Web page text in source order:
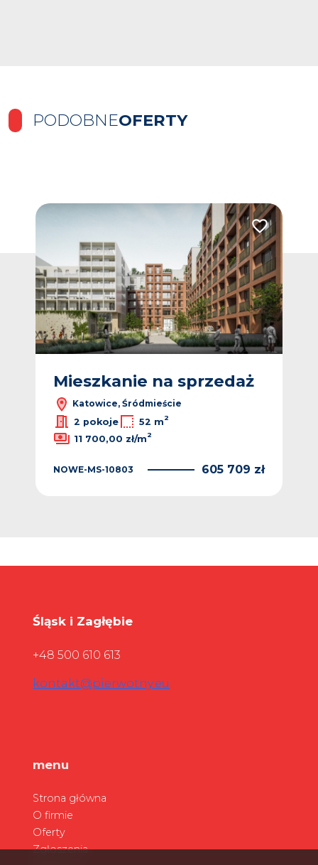
PODOBNEOFERTY
Dodaj do
Mieszkanie na sprzedaż
Katowice, Śródmieście
2 pokoje
52 m2
11 700,00 zł/m2
NOWE-MS-10803 605 709 zł
Śląsk i Zagłębie
+48 500 610 613
kontakt@pierwotny.eu
menu
Strona główna
O firmie
Oferty
Zgłoszenia